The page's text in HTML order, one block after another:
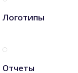
Логотипы
Отчеты